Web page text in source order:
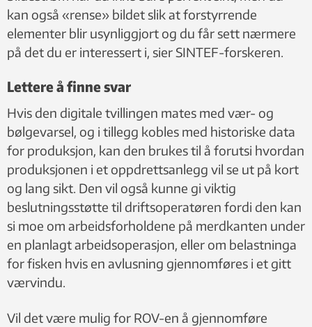
kan også «rense» bildet slik at forstyrrende
elementer blir usynliggjort og du får sett nærmere
på det du er interessert i, sier SINTEF-forskeren.
Lettere å finne svar
Hvis den digitale tvillingen mates med vær- og
bølgevarsel, og i tillegg kobles med historiske data
for produksjon, kan den brukes til å forutsi hvordan
produksjonen i et oppdrettsanlegg vil se ut på kort
og lang sikt. Den vil også kunne gi viktig
beslutningsstøtte til driftsoperatøren fordi den kan
si moe om arbeidsforholdene på merdkanten under
en planlagt arbeidsoperasjon, eller om belastninga
for fisken hvis en avlusning gjennomføres i et gitt
værvindu.
Vil det være mulig for ROV-en å gjennomføre